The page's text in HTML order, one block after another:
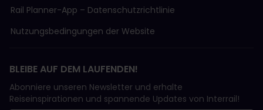
Rail Planner-App – Datenschutzrichtlinie
Nutzungsbedingungen der Website
BLEIBE AUF DEM LAUFENDEN!
Abonniere unseren Newsletter und erhalte
Reiseinspirationen und spannende Updates von Interrail!